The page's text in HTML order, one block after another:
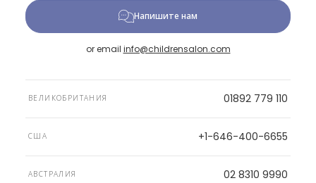
Напишите нам
or email info@childrensalon.com
ВЕЛИКОБРИТАНИЯ 01892 779 110
США +1-646-400-6655
АВСТРАЛИЯ 02 8310 9990